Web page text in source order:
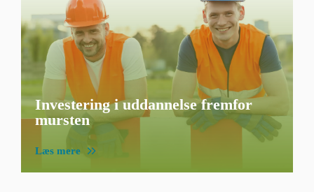
Investering i uddannelse fremfor
mursten
Læs mere